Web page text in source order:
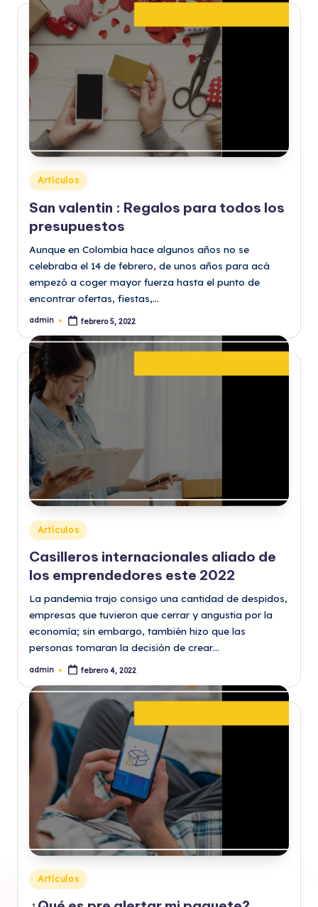
Publicado
en
Artículos
San valentin : Regalos para todos los
presupuestos
Aunque en Colombia hace algunos años no se
celebraba el 14 de febrero, de unos años para acá
empezó a coger mayor fuerza hasta el punto de
encontrar ofertas, fiestas,…
Publicado
admin febrero 5, 2022
Publicado
en
Artículos
Casilleros internacionales aliado de
los emprendedores este 2022
La pandemia trajo consigo una cantidad de despidos,
empresas que tuvieron que cerrar y angustia por la
economía; sin embargo, también hizo que las
personas tomaran la decisión de crear…
Publicado
admin febrero 4, 2022
Publicado
en
Artículos